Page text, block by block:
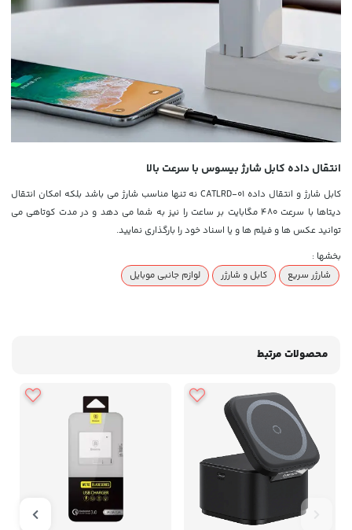
انتقال داده کابل شارژ بیسوس با سرعت بالا
کابل شارژ و انتقال داده CATLRD-01 نه تنها مناسب شارژ می باشد بلکه امکان انتقال
دیتاها با سرعت 480 مگابایت بر ساعت را نیز به شما می دهد و در مدت کوتاهی می
توانید عکس ها و فیلم ها و یا اسناد خود را بارگذاری نمایید.
بخشها :
شارژر سریع
کابل و شارژر لوازم جانبی موبایل
محصولات مرتبط